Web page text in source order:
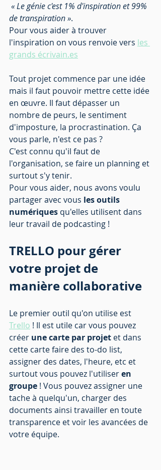
« Le génie c'est 1% d'inspiration et 99%
de transpiration ».
Pour vous aider à trouver
l'inspiration on vous renvoie vers les
grands écrivain.es
Tout projet commence par une idée
mais il faut pouvoir mettre cette idée
en œuvre. Il faut dépasser un
nombre de peurs, le sentiment
d'imposture, la procrastination. Ça
vous parle, n'est ce pas ?
C'est connu qu'il faut de
l'organisation, se faire un planning et
surtout s'y tenir.
Pour vous aider, nous avons voulu
partager avec vous les outils
numériques qu'elles utilisent dans
leur travail de podcasting !
TRELLO pour gérer
votre projet de
manière collaborative
Le premier outil qu'on utilise est
Trello ! Il est utile car vous pouvez
créer une carte par projet et dans
cette carte faire des to-do list,
assigner des dates, l'heure, etc et
surtout vous pouvez l'utiliser en
groupe ! Vous pouvez assigner une
tache à quelqu'un, charger des
documents ainsi travailler en toute
transparence et voir les avancées de
votre équipe.